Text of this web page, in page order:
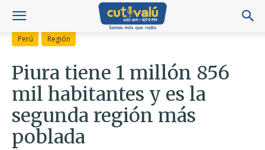
Perú Región
Piura tiene 1 millón 856
mil habitantes y es la
segunda región más
poblada